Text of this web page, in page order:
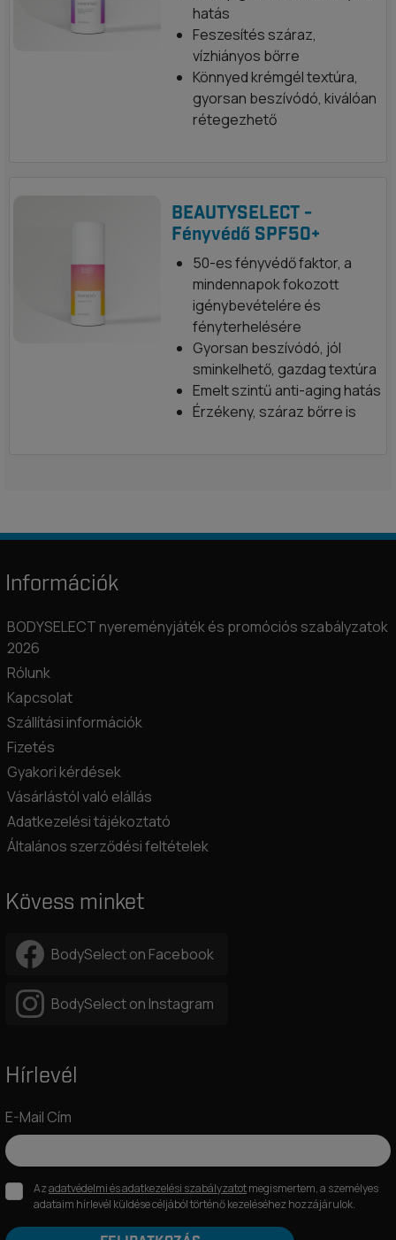
hatás
Feszesítés száraz,
vízhiányos bőrre
Könnyed krémgél textúra,
gyorsan beszívódó, kiválóan
rétegezhető
BEAUTYSELECT -
Fényvédő SPF50+
50-es fényvédő faktor, a
mindennapok fokozott
igénybevételére és
fényterhelésére
Gyorsan beszívódó, jól
sminkelhető, gazdag textúra
Emelt szintű anti-aging hatás
Érzékeny, száraz bőrre is
Információk
BODYSELECT nyereményjáték és promóciós szabályzatok
2026
Rólunk
Kapcsolat
Szállítási információk
Fizetés
Gyakori kérdések
Vásárlástól való elállás
Adatkezelési tájékoztató
Általános szerződési feltételek
Kövess minket
BodySelect on Facebook
BodySelect on Instagram
Hírlevél
E-Mail Cím
Azadatvédelmi és adatkezelési szabályzatotmegismertem, a személyes
adataim hírlevél küldése céljából történő kezeléséhez hozzájárulok.